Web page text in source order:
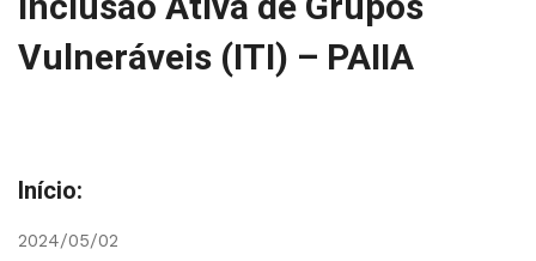
Vulneráveis (ITI) – PAIIA
Início:
2024/05/02